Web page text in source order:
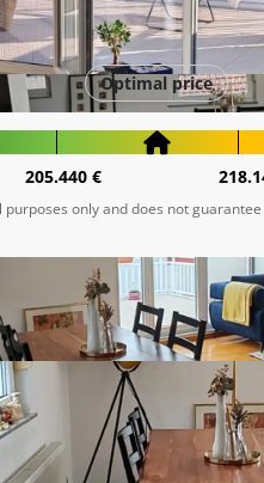
Optimal price
205.440 €
only and does not
20 m² s predivnim
spavaće sobe,